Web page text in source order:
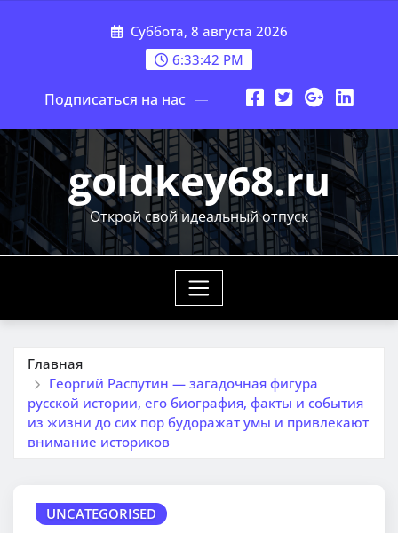
Суббота, 8 августа 2026
6:33:43 PM
Подписаться на нас
goldkey68.ru
Открой свой идеальный отпуск
Главная
Георгий Распутин — загадочная фигура
русской истории, его биография, факты и события
из жизни до сих пор будоражат умы и привлекают
внимание историков
UNCATEGORISED